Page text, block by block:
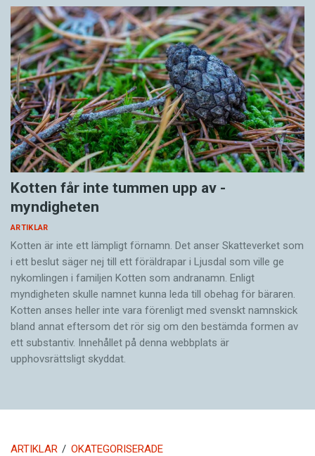
Kotten får inte tummen upp av ­
myndigheten
ARTIKLAR
Kotten är inte ett lämpligt förnamn. Det anser Skatte­verket som
i ett beslut säger nej till ett föräldra­par i Ljusdal som ville ge
nykomlingen i familjen Kotten som andranamn. Enligt
myndigheten skulle namnet kunna leda till obehag för bäraren.
Kotten anses heller inte vara förenligt med svenskt namnskick
bland annat eftersom det rör sig om den bestämda formen av
ett substantiv. Innehållet på denna webbplats är
upphovsrättsligt skyddat.
ARTIKLAR OKATEGORISERADE